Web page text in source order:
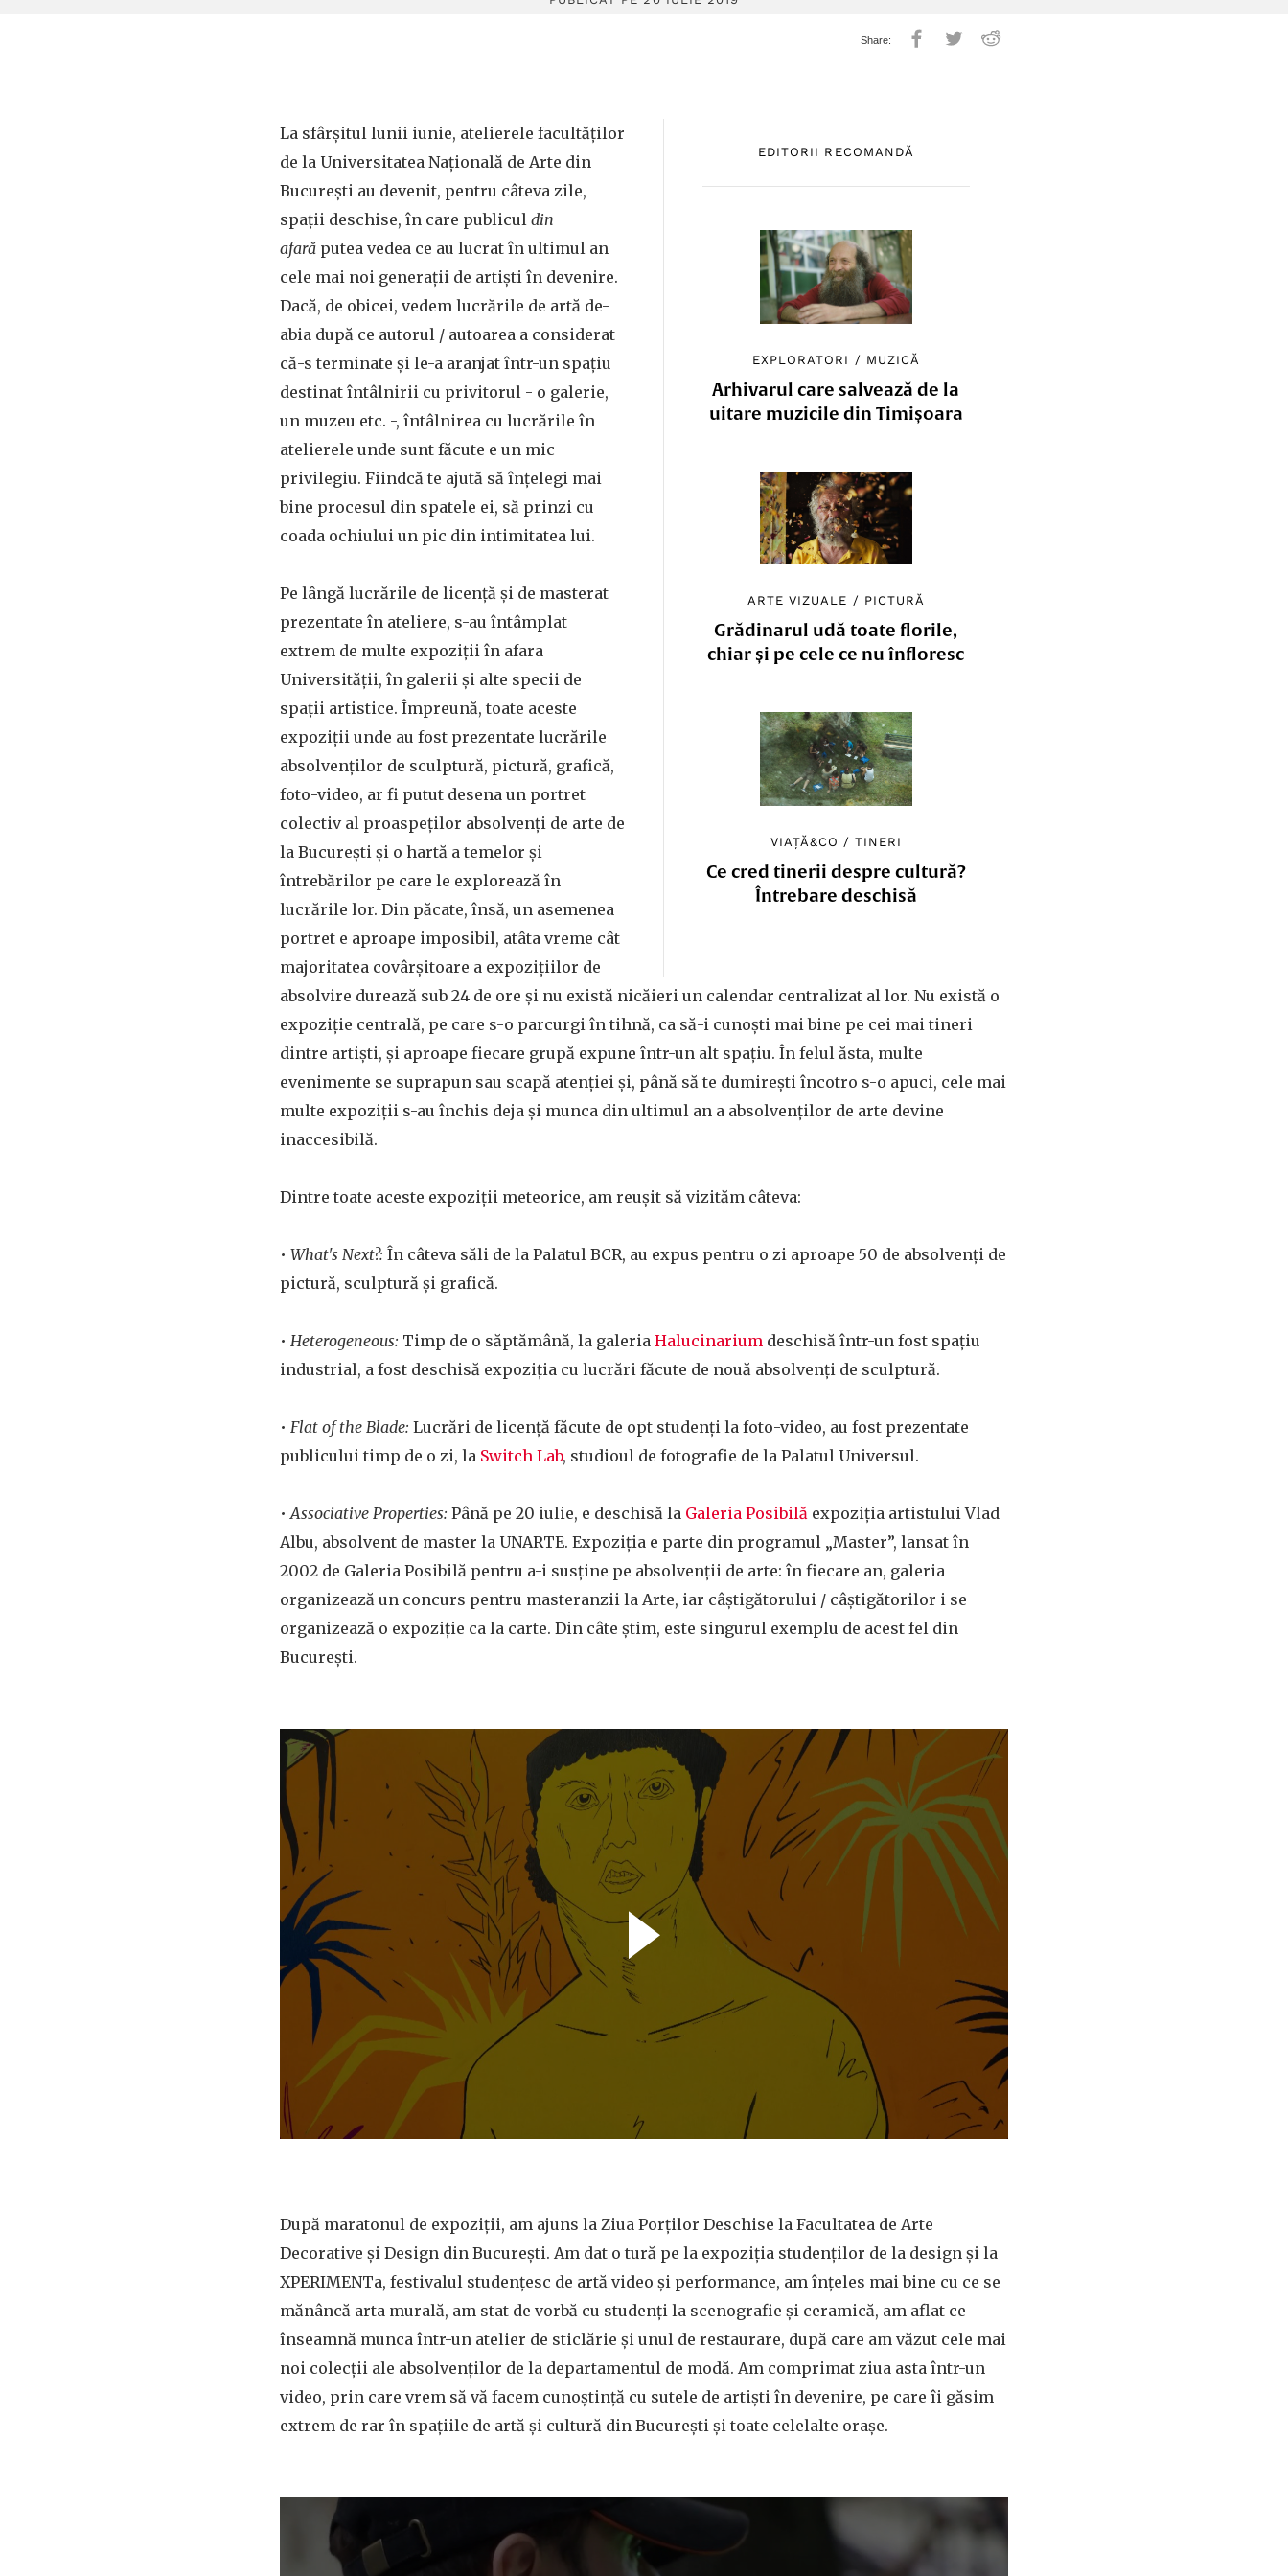
EDITORII RECOMANDĂ
EXPLORATORI / MUZICĂ
Arhivarul care salvează de la
uitare muzicile din Timișoara
ARTE VIZUALE / PICTURĂ
Grădinarul udă toate florile,
chiar și pe cele ce nu înfloresc
VIAȚĂ&CO /TINERI
Ce cred tinerii despre cultură?
Întrebare deschisă
La sfârșitul lunii iunie, atelierele facultăților
de la Universitatea Națională de Arte din
București au devenit, pentru câteva zile,
spații deschise, în care publicul din
afară putea vedea ce au lucrat în ultimul an
cele mai noi generații de artiști în devenire.
Dacă, de obicei, vedem lucrările de artă de-
abia după ce autorul / autoarea a considerat
că-s terminate și le-a aranjat într-un spațiu
destinat întâlnirii cu privitorul - o galerie,
un muzeu etc. -, întâlnirea cu lucrările în
atelierele unde sunt făcute e un mic
privilegiu. Fiindcă te ajută să înțelegi mai
bine procesul din spatele ei, să prinzi cu
coada ochiului un pic din intimitatea lui.
Pe lângă lucrările de licență și de masterat
prezentate în ateliere, s-au întâmplat
extrem de multe expoziții în afara
Universității, în galerii și alte specii de
spații artistice. Împreună, toate aceste
expoziții unde au fost prezentate lucrările
absolvenților de sculptură, pictură, grafică,
foto-video, ar fi putut desena un portret
colectiv al proaspeților absolvenți de arte de
la București și o hartă a temelor și
întrebărilor pe care le explorează în
lucrările lor. Din păcate, însă, un asemenea
portret e aproape imposibil, atâta vreme cât
majoritatea covârșitoare a expozițiilor de
absolvire durează sub 24 de ore și nu există nicăieri un calendar centralizat al lor. Nu există o
expoziție centrală, pe care s-o parcurgi în tihnă, ca să-i cunoști mai bine pe cei mai tineri
dintre artiști, și aproape fiecare grupă expune într-un alt spațiu. În felul ăsta, multe
evenimente se suprapun sau scapă atenției și, până să te dumirești încotro s-o apuci, cele mai
multe expoziții s-au închis deja și munca din ultimul an a absolvenților de arte devine
inaccesibilă.
Dintre toate aceste expoziții meteorice, am reușit să vizităm câteva:
• What's Next?: În câteva săli de la Palatul BCR, au expus pentru o zi aproape 50 de absolvenți de
pictură, sculptură și grafică.
• Heterogeneous: Timp de o săptămână, la galeria Halucinarium deschisă într-un fost spațiu
industrial, a fost deschisă expoziția cu lucrări făcute de nouă absolvenți de sculptură.
• Flat of the Blade: Lucrări de licență făcute de opt studenți la foto-video, au fost prezentate
publicului timp de o zi, la Switch Lab, studioul de fotografie de la Palatul Universul.
•Associative Properties: Până pe 20 iulie, e deschisă la Galeria Posibilă expoziția artistului Vlad
Albu, absolvent de master la UNARTE. Expoziția e parte din programul „Master”, lansat în
2002 de Galeria Posibilă pentru a-i susține pe absolvenții de arte: în fiecare an, galeria
organizează un concurs pentru masteranzii la Arte, iar câștigătorului / câștigătorilor i se
organizează o expoziție ca la carte. Din câte știm, este singurul exemplu de acest fel din
București.
După maratonul de expoziții, am ajuns la Ziua Porților Deschise la Facultatea de Arte
Decorative și Design din București. Am dat o tură pe la expoziția studenților de la design și la
XPERIMENTa, festivalul studențesc de artă video și performance, am înțeles mai bine cu ce se
mănâncă arta murală, am stat de vorbă cu studenți la scenografie și ceramică, am aflat ce
înseamnă munca într-un atelier de sticlărie și unul de restaurare, după care am văzut cele mai
noi colecții ale absolvenților de la departamentul de modă. Am comprimat ziua asta într-un
video, prin care vrem să vă facem cunoștință cu sutele de artiști în devenire, pe care îi găsim
extrem de rar în spațiile de artă și cultură din București și toate celelalte orașe.